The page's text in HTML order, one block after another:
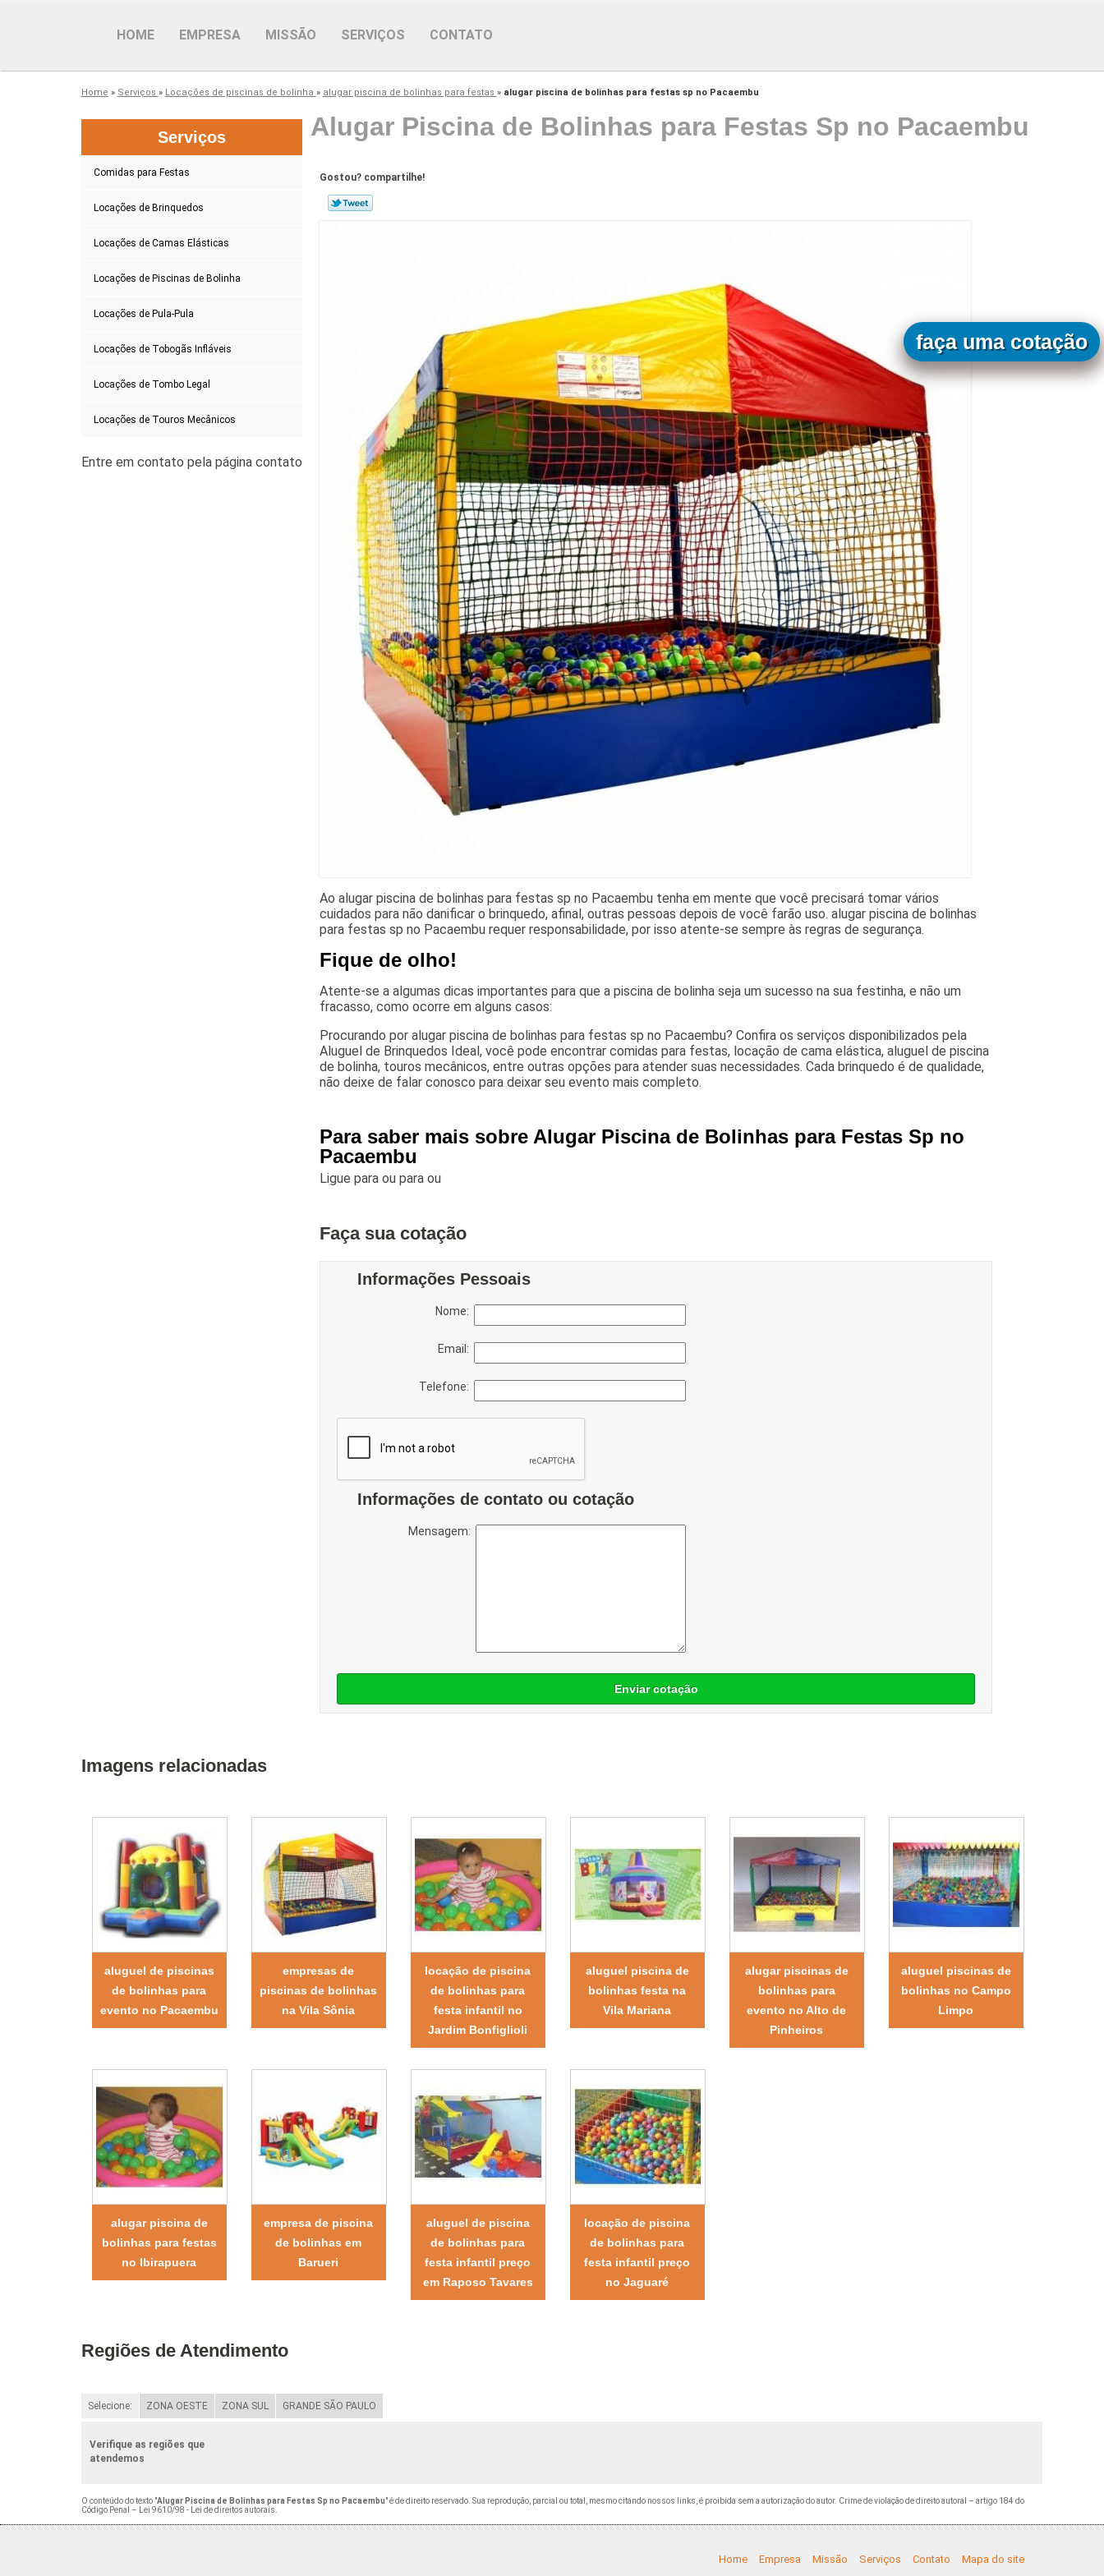
HOME EMPRESA MISSÃO SERVIÇOS CONTATO
Home » Serviços » Locações de piscinas de bolinha » alugar piscina de bolinhas para festas » alugar piscina de bolinhas para festas sp no Pacaembu
Serviços
Comidas para Festas
Locações de Brinquedos
Locações de Camas Elásticas
Locações de Piscinas de Bolinha
Locações de Pula-Pula
Locações de Tobogãs Infláveis
Locações de Tombo Legal
Locações de Touros Mecânicos
Alugar Piscina de Bolinhas para Festas Sp no Pacaembu
Gostou? compartilhe!
Ao alugar piscina de bolinhas para festas sp no Pacaembu tenha em mente que você precisará tomar vários
cuidados para não danificar o brinquedo, afinal, outras pessoas depois de você farão uso. alugar piscina de bolinhas
para festas sp no Pacaembu requer responsabilidade, por isso atente-se sempre às regras de segurança.
Fique de olho!
Atente-se a algumas dicas importantes para que a piscina de bolinha seja um sucesso na sua festinha, e não um
fracasso, como ocorre em alguns casos:
Procurando por alugar piscina de bolinhas para festas sp no Pacaembu? Confira os serviços disponibilizados pela
Aluguel de Brinquedos Ideal, você pode encontrar comidas para festas, locação de cama elástica, aluguel de piscina
de bolinha, touros mecânicos, entre outras opções para atender suas necessidades. Cada brinquedo é de qualidade,
não deixe de falar conosco para deixar seu evento mais completo.
Para saber mais sobre Alugar Piscina de Bolinhas para Festas Sp no
Pacaembu
Ligue paraou paraou
faça uma cotação
Faça sua cotação
Informações Pessoais
Nome:
Email:
Telefone:
Informações de contato ou cotação
Mensagem:
Enviar cotação
Imagens relacionadas
aluguel de piscinas
de bolinhas para
evento no Pacaembu
empresas de
piscinas de bolinhas
na Vila Sônia
locação de piscina
de bolinhas para
festa infantil no
Jardim Bonfiglioli
aluguel piscina de
bolinhas festa na
Vila Mariana
alugar piscinas de
bolinhas para
evento no Alto de
Pinheiros
aluguel piscinas de
bolinhas no Campo
Limpo
alugar piscina de
bolinhas para festas
no Ibirapuera
empresa de piscina
de bolinhas em
Barueri
aluguel de piscina
de bolinhas para
festa infantil preço
em Raposo Tavares
locação de piscina
de bolinhas para
festa infantil preço
no Jaguaré
Regiões de Atendimento
Selecione: ZONA OESTE ZONA SUL GRANDE SÃO PAULO
Verifique as regiões que
atendemos
O conteúdo do texto "Alugar Piscina de Bolinhas para Festas Sp no Pacaembu" é de direito reservado. Sua reprodução, parcial ou total, mesmo citando nossos links, é proibida sem a autorização do autor. Crime de violação de direito autoral – artigo 184 do
Código Penal –
Lei 9610/98 - Lei de direitos autorais
Home Empresa Missão Serviços Contato Mapa do site